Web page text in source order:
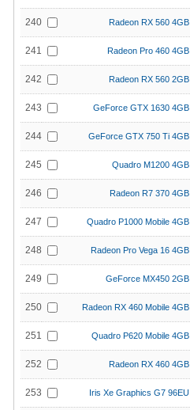
240 Radeon RX 560 4GB
241 Radeon Pro 460 4GB
242 Radeon RX 560 2GB
243 GeForce GTX 1630 4GB
244 GeForce GTX 750 Ti 4GB
245 Quadro M1200 4GB
246 Radeon R7 370 4GB
247 Quadro P1000 Mobile 4GB
248 Radeon Pro Vega 16 4GB
249 GeForce MX450 2GB
250 Radeon RX 460 Mobile 4GB
251 Quadro P620 Mobile 4GB
252 Radeon RX 460 4GB
253 Iris Xe Graphics G7 96EU